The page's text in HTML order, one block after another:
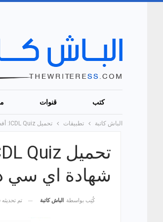
كتب قنوات
الباش كاتبة تطبيقات تحميل ICDL Quiz: أفضل تطبيق لاختبار مستواك في شهادة اي سي دي ال للاندرويد!
شهادة اي سي
كُتِب بواسطة الباش كاتبة تم